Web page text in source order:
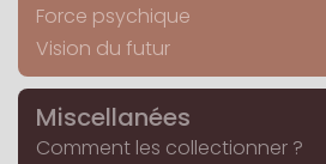
Force psychique
Vision du futur
Miscellanées
Comment les collectionner ?